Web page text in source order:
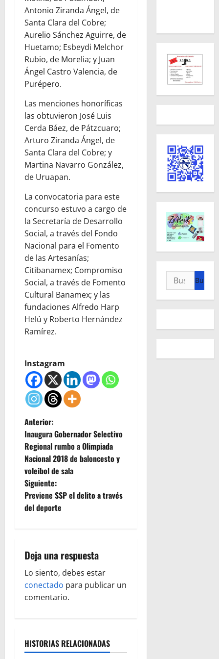
Antonio Ziranda Ángel, de
Santa Clara del Cobre;
Aurelio Sánchez Aguirre, de
Huetamo; Esbeydi Melchor
Rubio, de Morelia; y Juan
Ángel Castro Valencia, de
Purépero.
Las menciones honoríficas
las obtuvieron José Luis
Cerda Báez, de Pátzcuaro;
Arturo Ziranda Ángel, de
Santa Clara del Cobre; y
Martina Navarro González,
de Uruapan.
La convocatoria para este
concurso estuvo a cargo de
la Secretaría de Desarrollo
Social, a través del Fondo
Nacional para el Fomento
de las Artesanías;
Citibanamex; Compromiso
Social, a través de Fomento
Cultural Banamex; y las
fundaciones Alfredo Harp
Helú y Roberto Hernández
Ramírez.
Instagram
N
a
v
e
g
c
i
ó
e
Anterior:
Inaugura Gobernador Selectivo
Regional rumbo a Olimpiada
Nacional 2018 de baloncesto y
voleibol de sala
Siguiente:
Previene SSP el delito a través
del deporte
Deja una respuesta
Lo siento, debes estar
conectado para publicar un
comentario.
HISTORIAS RELACIONADAS
Buscar: